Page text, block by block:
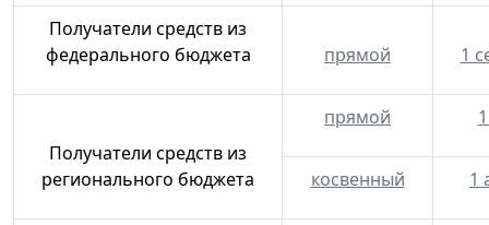
Получатели средств из
федерального бюджета
прямой 1
Получатели средств из
регионального бюджета
прямой
косвенный 1